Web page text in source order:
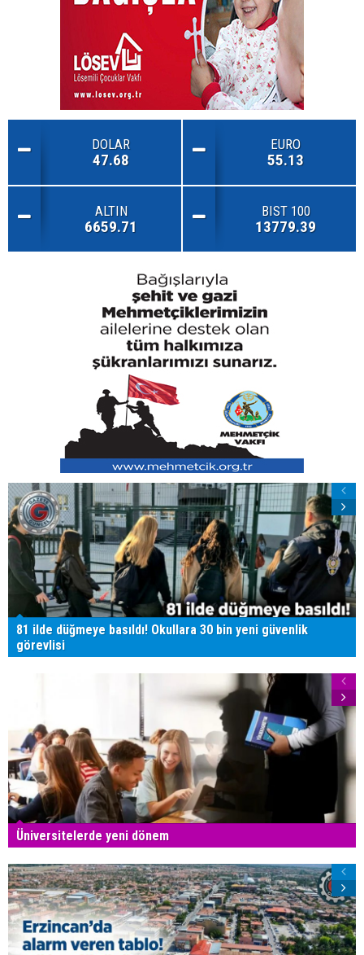
DOLAR
47.68
EURO
55.13
ALTIN
6659.71
BIST 100
13779.39
81 ilde düğmeye basıldı! Okullara 30 bin yeni güvenlik
görevlisi
Üniversitelerde yeni dönem